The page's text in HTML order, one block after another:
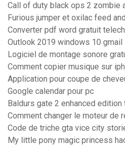
Call of duty black ops 2 zombie
Furious jumper et oxilac feed
Converter pdf word gratuit
Outlook 2019 windows 10 gmail
Logiciel de montage sonore
Comment copier musique sur
Application pour coupe de
Google calendar pour pc
Baldurs gate 2 enhanced
Comment changer le moteur de
Code de triche gta vice city
My little pony magic princess